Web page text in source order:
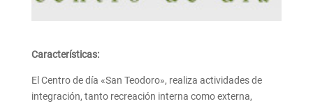
Características:
El Centro de día «San Teodoro», realiza actividades de
integración, tanto recreación interna como externa,